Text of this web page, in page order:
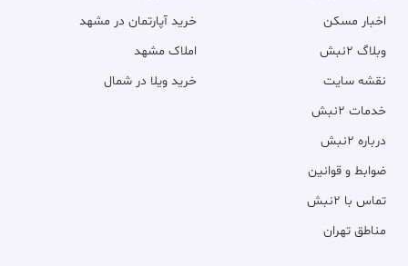
اخبار مسکن
وبلاگ ۲نبش
نقشه سایت
خدمات ۲نبش
درباره ۲نبش
ضوابط و قوانین
تماس با ۲نبش
مناطق تهران
خرید آپارتمان در مشهد
املاک مشهد
خرید ویلا در شمال